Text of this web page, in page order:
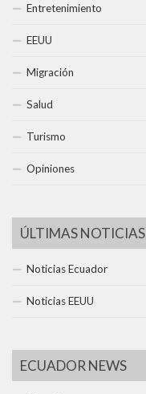
Entretenimiento
EEUU
Migración
Salud
Turismo
Opiniones
ÚLTIMAS NOTICIAS
Noticias Ecuador
Noticias EEUU
ECUADOR NEWS